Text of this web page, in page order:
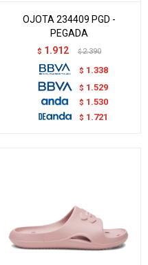
OJOTA 234409 PGD -
PEGADA
$ 1.912 $ 2.390
$ 1.338
$ 1.529
$ 1.530
$ 1.721